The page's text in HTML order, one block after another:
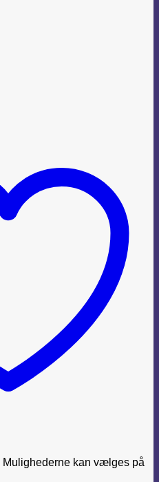
Mulighederne kan vælges på